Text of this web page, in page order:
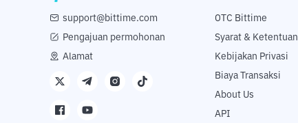
support@bittime.com
Pengajuan permohonan
Alamat
OTC Bittime
Syarat & Ketentuan
Kebijakan Privasi
Biaya Transaksi
About Us
API